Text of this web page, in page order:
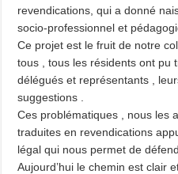
revendications, qui a donné
socio-professionnel et
Ce projet est le fruit de notre
tous , tous les résidents ont pu
délégués et représentants ,
suggestions .
Ces problématiques , nous les
traduites en revendications
légal qui nous permet de
Aujourd’hui le chemin est clair